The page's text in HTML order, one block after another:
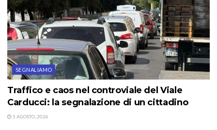
SEGNALIAMO
Traffico e caos nel controviale del Viale
Carducci: la segnalazione di un cittadino
5 AGOSTO, 2026